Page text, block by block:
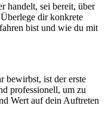
handelt, sei bereit, über
dir konkrete
bist und wie du mit
bewirbst, ist der erste
professionell, um zu
Wert auf dein Auftreten